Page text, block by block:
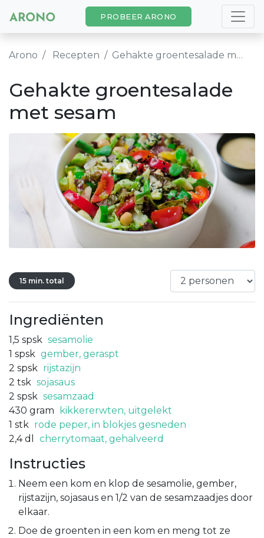
PROBEER ARONO
Arono Recepten Gehakte groentesalade met sesam
Gehakte groentesalade
met sesam
15 min. total
Ingrediënten
1,5 spsk sesamolie
1 spsk gember, geraspt
2 spsk rijstazijn
2 tsk sojasaus
2 spsk sesamzaad
430 gram
kikkererwten, uitgelekt
1 stk rode peper, in blokjes gesneden
2,4 dl cherrytomaat, gehalveerd
Instructies
Neem een kom en klop de sesamolie, gember,
rijstazijn, sojasaus en 1/2 van de sesamzaadjes door
elkaar.
Doe de groenten in een kom en meng tot ze